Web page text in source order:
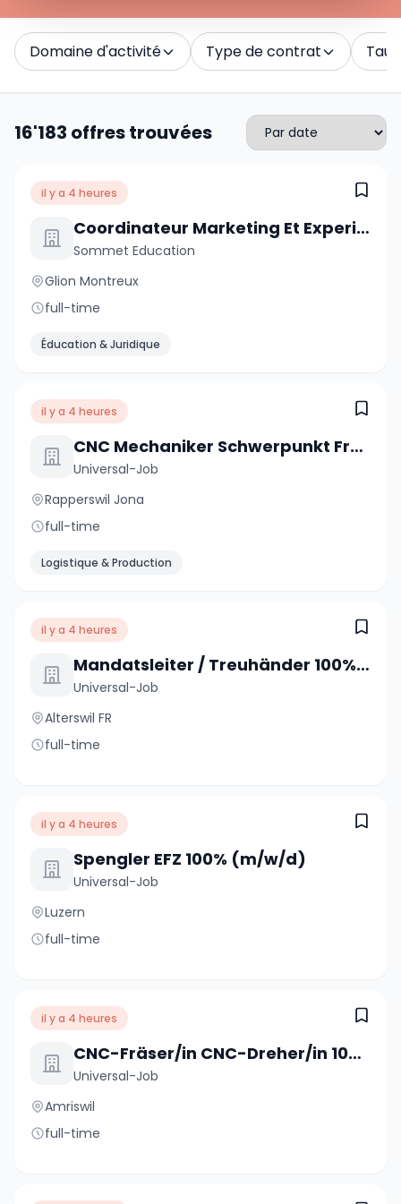
Domaine d'activité Type de contrat
16'183 offres trouvées
il y a 4 heures
Coordinateur Marketing Et Experience Client
Sommet Education
Glion Montreux
full-time
Éducation & Juridique
il y a 4 heures
CNC Mechaniker Schwerpunkt Fräsen 100% (m/w/d)
Universal-Job
Rapperswil Jona
full-time
Logistique & Production
il y a 4 heures
Mandatsleiter / Treuhänder 100% (m/w/d)
Universal-Job
Alterswil FR
full-time
il y a 4 heures
Spengler EFZ 100% (m/w/d)
Universal-Job
Luzern
full-time
il y a 4 heures
CNC-Fräser/in CNC-Dreher/in 100%
Universal-Job
Amriswil
full-time